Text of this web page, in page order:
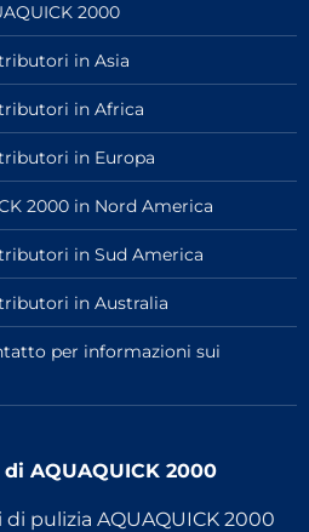
2000
in Asia
in Africa
in Europa
2000 in Nord America
in Sud America
in Australia
per informazioni sui
AQUAQUICK 2000
pulizia AQUAQUICK 2000